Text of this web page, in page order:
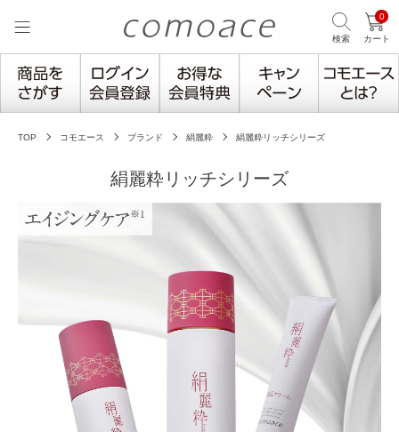
検索
0
カート
TOP コモエース ブランド 絹麗粋 絹麗粋リッチシリーズ
絹麗粋リッチシリーズ